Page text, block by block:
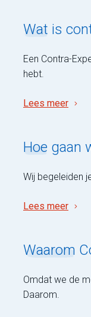
Wat is
Een Contra-
hebt.
Lees meer
Hoe gaan
Wij begeleiden
Lees meer
Waarom
Omdat we de
Daarom.